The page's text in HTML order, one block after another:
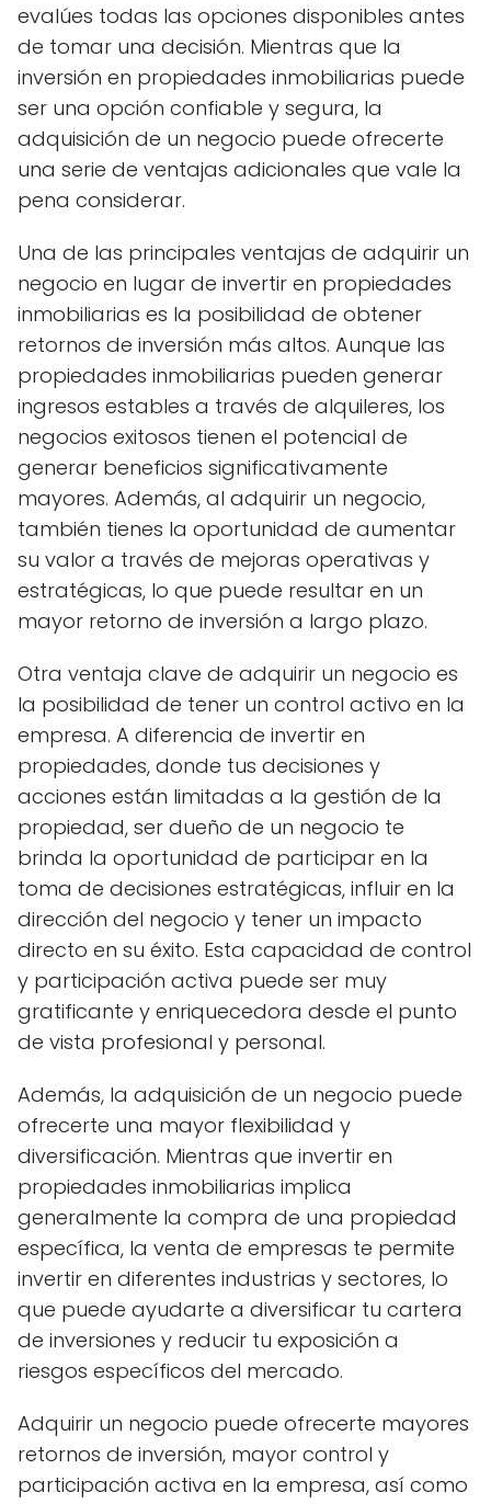
evalúes todas las opciones disponibles antes
de tomar una decisión. Mientras que la
inversión en propiedades inmobiliarias puede
ser una opción confiable y segura, la
adquisición de un negocio puede ofrecerte
una serie de ventajas adicionales que vale la
pena considerar.
Una de las principales ventajas de adquirir un
negocio en lugar de invertir en propiedades
inmobiliarias es la posibilidad de obtener
retornos de inversión más altos. Aunque las
propiedades inmobiliarias pueden generar
ingresos estables a través de alquileres, los
negocios exitosos tienen el potencial de
generar beneficios significativamente
mayores. Además, al adquirir un negocio,
también tienes la oportunidad de aumentar
su valor a través de mejoras operativas y
estratégicas, lo que puede resultar en un
mayor retorno de inversión a largo plazo.
Otra ventaja clave de adquirir un negocio es
la posibilidad de tener un control activo en la
empresa. A diferencia de invertir en
propiedades, donde tus decisiones y
acciones están limitadas a la gestión de la
propiedad, ser dueño de un negocio te
brinda la oportunidad de participar en la
toma de decisiones estratégicas, influir en la
dirección del negocio y tener un impacto
directo en su éxito. Esta capacidad de control
y participación activa puede ser muy
gratificante y enriquecedora desde el punto
de vista profesional y personal.
Además, la adquisición de un negocio puede
ofrecerte una mayor flexibilidad y
diversificación. Mientras que invertir en
propiedades inmobiliarias implica
generalmente la compra de una propiedad
específica, la venta de empresas te permite
invertir en diferentes industrias y sectores, lo
que puede ayudarte a diversificar tu cartera
de inversiones y reducir tu exposición a
riesgos específicos del mercado.
Adquirir un negocio puede ofrecerte mayores
retornos de inversión, mayor control y
participación activa en la empresa, así como